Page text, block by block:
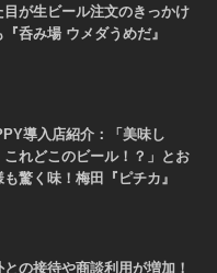
目が生ビール注文のきっかけ
『呑み場 ウメダうめだ』
導入店紹介：「美味し
これどこのビール！？」とお
も驚く味！梅田『ピチカ』
との接待や商談利用が増加！